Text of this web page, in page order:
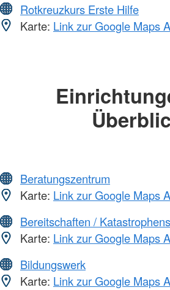
Rotkreuzkurs Erste Hilfe
Karte: Link zur Google Maps
Beratungszentrum
Karte: Link zur Google Maps
Bereitschaften /
Karte: Link zur Google Maps
Bildungswerk
Karte: Link zur Google Maps